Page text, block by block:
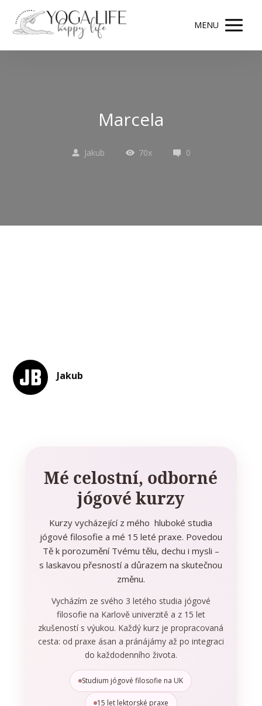
MENU
Marcela
Jakub 70x 0
Jakub
Mé celostní, odborné
jógové kurzy
Kurzy vycházející z mého hluboké studia
jógové filosofie a mé 15 leté praxe. Povedou
Tě k porozumění Tvému tělu, dechu i mysli –
s laskavou přesností a důrazem na skutečnou
změnu.
Vycházím ze svého 3 letého studia jógové
filosofie na Karlově univerzitě a z 15 let
zkušeností s výukou. Každý kurz je propracovaná
cesta: od praxe ásan a pránájámy až po integraci
do každodenního života.
Studium jógové filosofie na UK
15 let lektorské praxe